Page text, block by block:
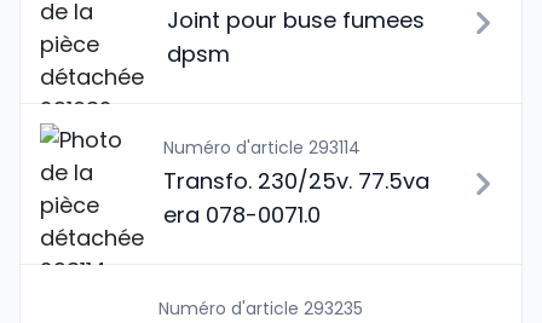
Joint pour buse fumees
dpsm
Numéro d'article 293114
Transfo. 230/25v. 77.5va
era 078-0071.0
Numéro d'article 293235